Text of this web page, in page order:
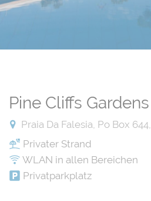
Pine Cliffs Gardens
Praia Da Falesia, Po Box
Privater Strand
WLAN in allen Bereichen
Privatparkplatz